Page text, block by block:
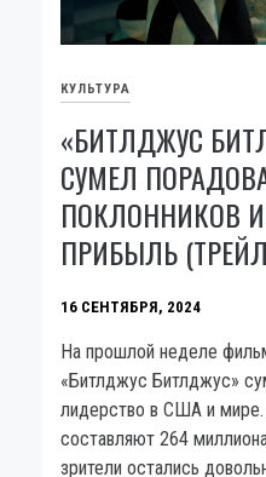
КУЛЬТУРА
«БИТЛДЖУС
СУМЕЛ
ПОКЛОННИКОВ И
ПРИБЫЛЬ
16 СЕНТЯБРЯ, 2024
На прошлой неделе
«Битлджус Битлджус»
лидерство в США и
составляют 264
зрители остались